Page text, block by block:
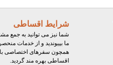
شرایط اقساطی
شما نیز می توانید به جمع
ما بپیوندید و از خدمات
همچون سفرهای اختصاصی
اقساطی بهره مند گردید.